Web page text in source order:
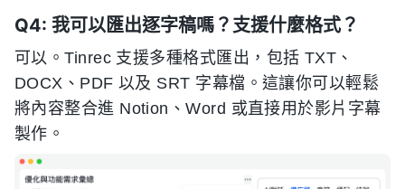
Q4: 我可以匯出逐字稿嗎？支援什麼格式？
可以。Tinrec 支援多種格式匯出，包括 TXT、
DOCX、PDF 以及 SRT 字幕檔。這讓你可以輕鬆
將內容整合進 Notion、Word 或直接用於影片字幕
製作。